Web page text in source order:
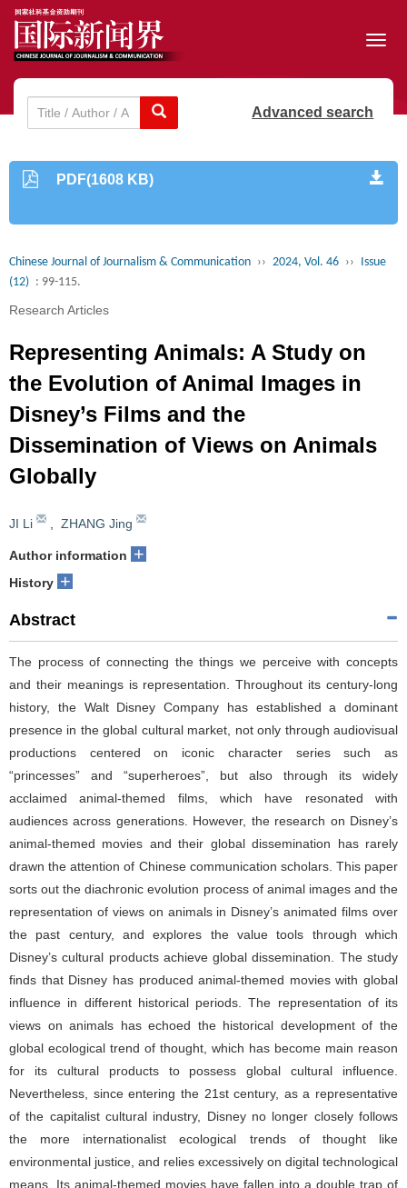
Advanced search
PDF(1608 KB)
Chinese Journal of Journalism & Communication ›› 2024, Vol. 46 ›› Issue
(12) : 99-115.
Research Articles
Representing Animals: A Study on
the Evolution of Animal Images in
Disney’s Films and the
Dissemination of Views on Animals
Globally
JI Li ZHANG Jing
Author information +
History +
Abstract
The process of connecting the things we perceive with concepts
and their meanings is representation. Throughout its century-long
history, the Walt Disney Company has established a dominant
presence in the global cultural market, not only through audiovisual
productions centered on iconic character series such as
“princesses” and “superheroes”, but also through its widely
acclaimed animal-themed films, which have resonated with
audiences across generations. However, the research on Disney’s
animal-themed movies and their global dissemination has rarely
drawn the attention of Chinese communication scholars. This paper
sorts out the diachronic evolution process of animal images and the
representation of views on animals in Disney’s animated films over
the past century, and explores the value tools through which
Disney’s cultural products achieve global dissemination. The study
finds that Disney has produced animal-themed movies with global
influence in different historical periods. The representation of its
views on animals has echoed the historical development of the
global ecological trend of thought, which has become main reason
for its cultural products to possess global cultural influence.
Nevertheless, since entering the 21st century, as a representative
of the capitalist cultural industry, Disney no longer closely follows
the more internationalist ecological trends of thought like
environmental justice, and relies excessively on digital technological
means. Its animal-themed movies have fallen into a double trap of